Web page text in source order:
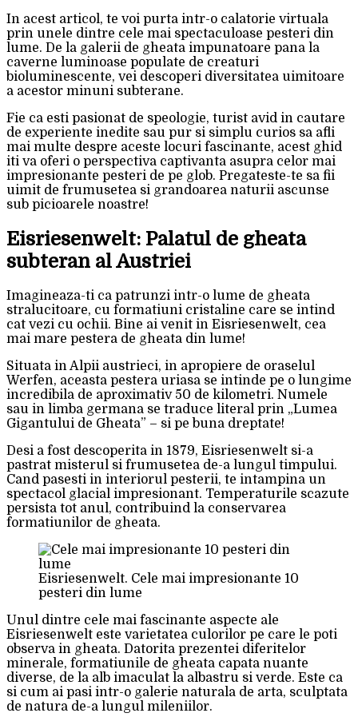
In acest articol, te voi purta intr-o calatorie virtuala
prin unele dintre cele mai spectaculoase pesteri din
lume. De la galerii de gheata impunatoare pana la
caverne luminoase populate de creaturi
bioluminescente, vei descoperi diversitatea uimitoare
a acestor minuni subterane.
Fie ca esti pasionat de speologie, turist avid in cautare
de experiente inedite sau pur si simplu curios sa afli
mai multe despre aceste locuri fascinante, acest ghid
iti va oferi o perspectiva captivanta asupra celor mai
impresionante pesteri de pe glob. Pregateste-te sa fii
uimit de frumusetea si grandoarea naturii ascunse
sub picioarele noastre!
Eisriesenwelt: Palatul de gheata
subteran al Austriei
Imagineaza-ti ca patrunzi intr-o lume de gheata
stralucitoare, cu formatiuni cristaline care se intind
cat vezi cu ochii. Bine ai venit in Eisriesenwelt, cea
mai mare pestera de gheata din lume!
Situata in Alpii austrieci, in apropiere de oraselul
Werfen, aceasta pestera uriasa se intinde pe o lungime
incredibila de aproximativ 50 de kilometri. Numele
sau in limba germana se traduce literal prin „Lumea
Gigantului de Gheata” – si pe buna dreptate!
Desi a fost descoperita in 1879, Eisriesenwelt si-a
pastrat misterul si frumusetea de-a lungul timpului.
Cand pasesti in interiorul pesterii, te intampina un
spectacol glacial impresionant. Temperaturile scazute
persista tot anul, contribuind la conservarea
formatiunilor de gheata.
Eisriesenwelt. Cele mai impresionante 10
pesteri din lume
Unul dintre cele mai fascinante aspecte ale
Eisriesenwelt este varietatea culorilor pe care le poti
observa in gheata. Datorita prezentei diferitelor
minerale, formatiunile de gheata capata nuante
diverse, de la alb imaculat la albastru si verde. Este ca
si cum ai pasi intr-o galerie naturala de arta, sculptata
de natura de-a lungul mileniilor.